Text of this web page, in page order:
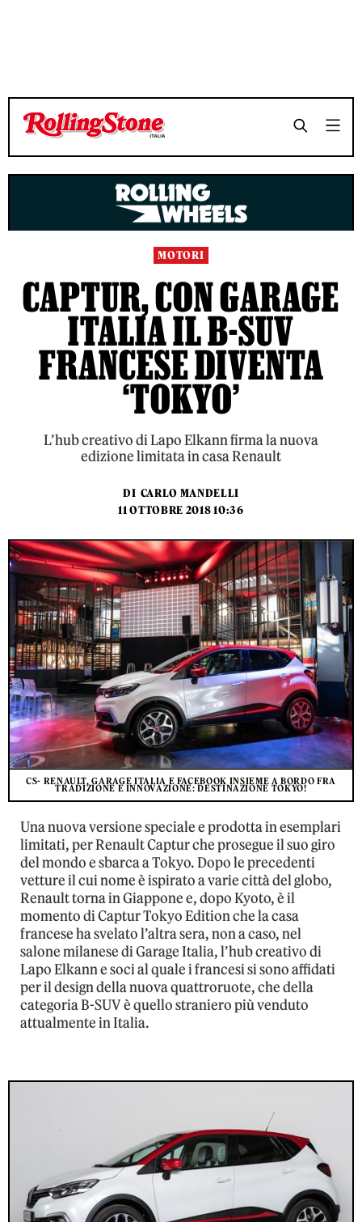
TEMPO DI LETTURA 4 MINUTI SHARE
TEMPO DI LETTURA 4 MINUTI SHARE
MOTORI
CAPTUR, CON GARAGE
ITALIA IL B-SUV
FRANCESE DIVENTA
‘TOKYO’
L’hub creativo di Lapo Elkann firma la nuova
edizione limitata in casa Renault
DI CARLO MANDELLI
11 OTTOBRE 2018 10:36
CS- RENAULT, GARAGE ITALIA E FACEBOOK INSIEME A BORDO FRA
TRADIZIONE E INNOVAZIONE: DESTINAZIONE TOKYO!
Una nuova versione speciale e prodotta in esemplari
limitati, per Renault Captur che prosegue il suo giro
del mondo e sbarca a Tokyo. Dopo le precedenti
vetture il cui nome è ispirato a varie città del globo,
Renault torna in Giappone e, dopo Kyoto, è il
momento di Captur Tokyo Edition che la casa
francese ha svelato l’altra sera, non a caso, nel
salone milanese di Garage Italia, l’hub creativo di
Lapo Elkann e soci al quale i francesi si sono affidati
per il design della nuova quattroruote, che della
categoria B-SUV è quello straniero più venduto
attualmente in Italia.